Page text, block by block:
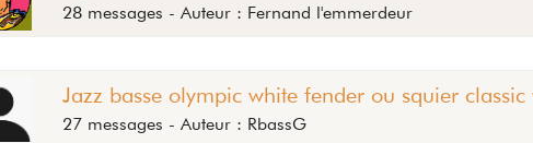
28 messages - Auteur : Fernand l'emmerdeur
Jazz basse olympic white fender ou squier classic
27 messages - Auteur : RbassG